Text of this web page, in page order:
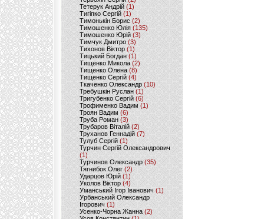
Тетерук Андрій (1)
Тигіпко Сергій(1)
Тимонькін Борис (2)
Тимошенко Юлія (135)
Тимошенко Юрій(3)
Тимчук Дмитро (3)
Тихонов Віктор (1)
Тицький Богдан (1)
Тищенко Микола (2)
Тищенко Олена (8)
Тищенко Сергій (4)
Ткаченко Олександр (10)
Требушкін Руслан (1)
Тригубенко Сергій(6)
Трофименко Вадим (1)
Троян Вадим (6)
Труба Роман(3)
Трубаров Віталій (2)
Труханов Геннадій (7)
Тулуб Сергій(1)
Турчин Сергій Олександрович
(1)
Турчинов Олександр(35)
Тягнибок Олег (2)
Ударцов Юрій (1)
Уколов Віктор(4)
Уманський Ігор Іванович(1)
Урбанський Олександр
Ігорович (1)
Усенко-Чорна Жанна (2)